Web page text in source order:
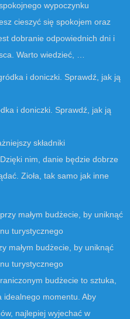
wypoczynku
cieszyć się spokojem oraz
dobranie odpowiednich dni i
Warto wiedzieć, …
i doniczki. Sprawdź, jak ją
składniki
nim, danie będzie dobrze
Zioła, tak samo jak inne
małym budżecie, by uniknąć
turystycznego
budżecie to sztuka,
idealnego momentu. Aby
najlepiej wyjechać w